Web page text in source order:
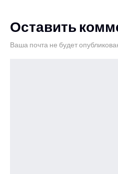
Оставить
Ваша почта не будет